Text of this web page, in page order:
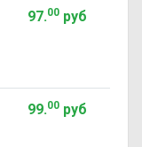
97.00руб
99.00руб